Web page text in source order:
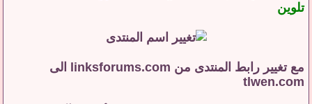
تلوين
مع تغيير رابط المنتدى من linksforums.com
الى
tlwen.com